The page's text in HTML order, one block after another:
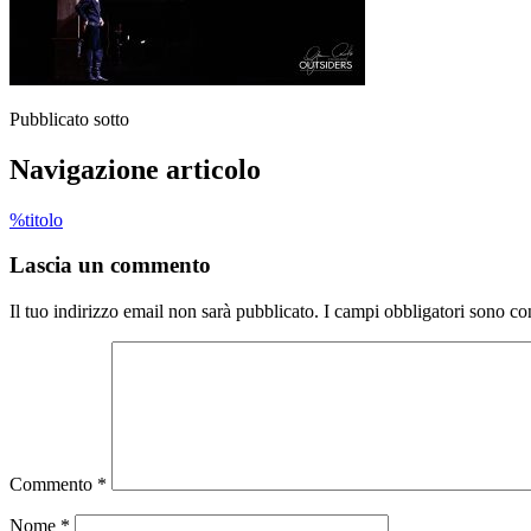
Pubblicato sotto
Navigazione articolo
%titolo
Lascia un commento
Il tuo indirizzo email non sarà pubblicato. I campi obbligatori sono
Commento *
Nome *